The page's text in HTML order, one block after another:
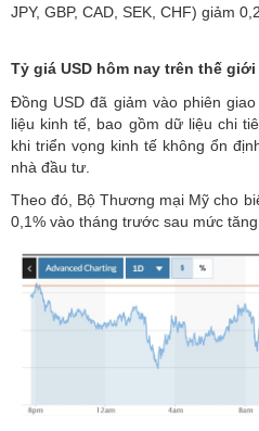
JPY, GBP, CAD, SEK, CHF) giảm
Tỷ giá USD hôm nay trên thế giới
Đồng USD đã giảm vào phiên
liệu kinh tế, bao gồm dữ liệu chi
khi triển vọng kinh tế không ổn
nhà đầu tư.
Theo đó, Bộ Thương mại Mỹ cho
0,1% vào tháng trước sau mức tăng